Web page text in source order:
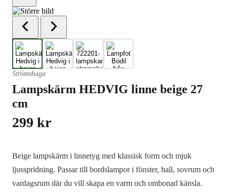
Strömshaga
Lampskärm HEDVIG linne beige 27
cm
299 kr
Beige lampskärm i linnetyg med klassisk form och mjuk
ljusspridning. Passar till bordslampor i fönster, hall, sovrum och
vardagsrum där du vill skapa en varm och ombonad känsla.